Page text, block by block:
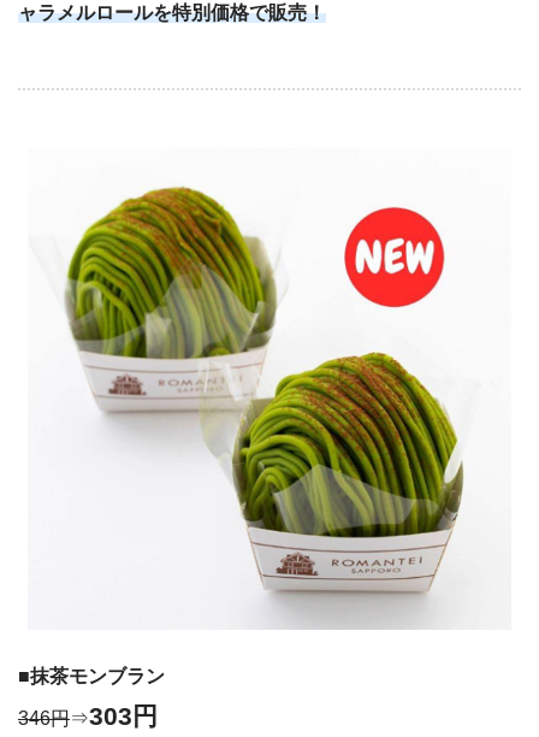
ャラメルロールを特別価格で販売！
■抹茶モンブラン
346円⇒303円